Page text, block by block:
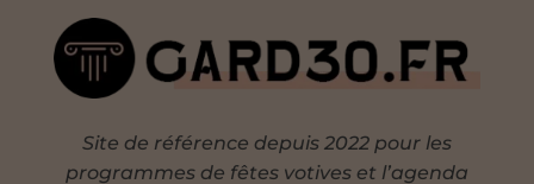
Site de référence depuis 2022 pour les
programmes de fêtes votives et l’agenda